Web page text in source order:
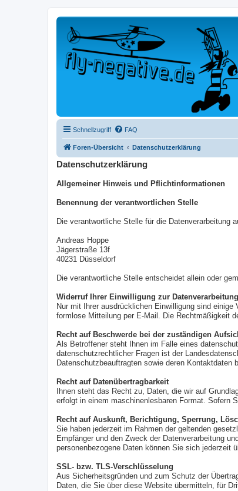
Schnellzugriff FAQ
Foren-Übersicht Datenschutzerklärung
Datenschutzerklärung
Allgemeiner Hinweis und Pflichtinformationen
Benennung der verantwortlichen Stelle
Die verantwortliche Stelle für die Datenverarbeitung
Andreas Hoppe
Jägerstraße 13f
40231 Düsseldorf
Die verantwortliche Stelle entscheidet allein oder
Widerruf Ihrer Einwilligung zur Datenverarbeitung
Nur mit Ihrer ausdrücklichen Einwilligung sind
formlose Mitteilung per E-Mail. Die Rechtmäßigkeit
Recht auf Beschwerde bei der zuständigen
Als Betroffener steht Ihnen im Falle eines
datenschutzrechtlicher Fragen ist der
Datenschutzbeauftragten sowie deren Kontaktdaten
Recht auf Datenübertragbarkeit
Ihnen steht das Recht zu, Daten, die wir auf
erfolgt in einem maschinenlesbaren Format. Sofern
Recht auf Auskunft, Berichtigung, Sperrung,
Sie haben jederzeit im Rahmen der geltenden
Empfänger und den Zweck der Datenverarbeitung
personenbezogene Daten können Sie sich jederzeit
SSL- bzw. TLS-Verschlüsselung
Aus Sicherheitsgründen und zum Schutz der
Daten, die Sie über diese Website übermitteln, für